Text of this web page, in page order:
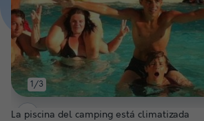
1/3
La piscina del camping está climatizada